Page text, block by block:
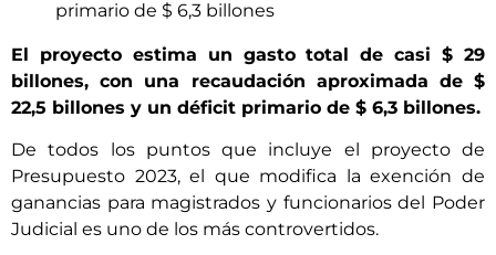
primario de $ 6,3 billones
El proyecto estima un gasto total de casi $ 29
billones, con una recaudación aproximada de $
22,5 billones y un déficit primario de $ 6,3 billones.
De todos los puntos que incluye el proyecto de
Presupuesto 2023, el que modifica la exención de
ganancias para magistrados y funcionarios del Poder
Judicial es uno de los más controvertidos.